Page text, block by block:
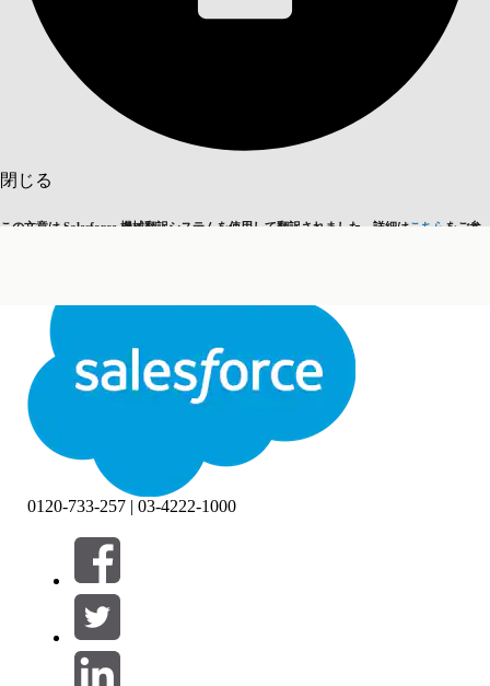
閉じる
この文章は Salesforce 機械翻訳システムを使用して翻訳されました。詳細はこちら をご参
閉じる 閉じる
絞り込み条件 (0)
絞り込み条件を選択
製品エリア
0120-733-257 | 03-4222-1000